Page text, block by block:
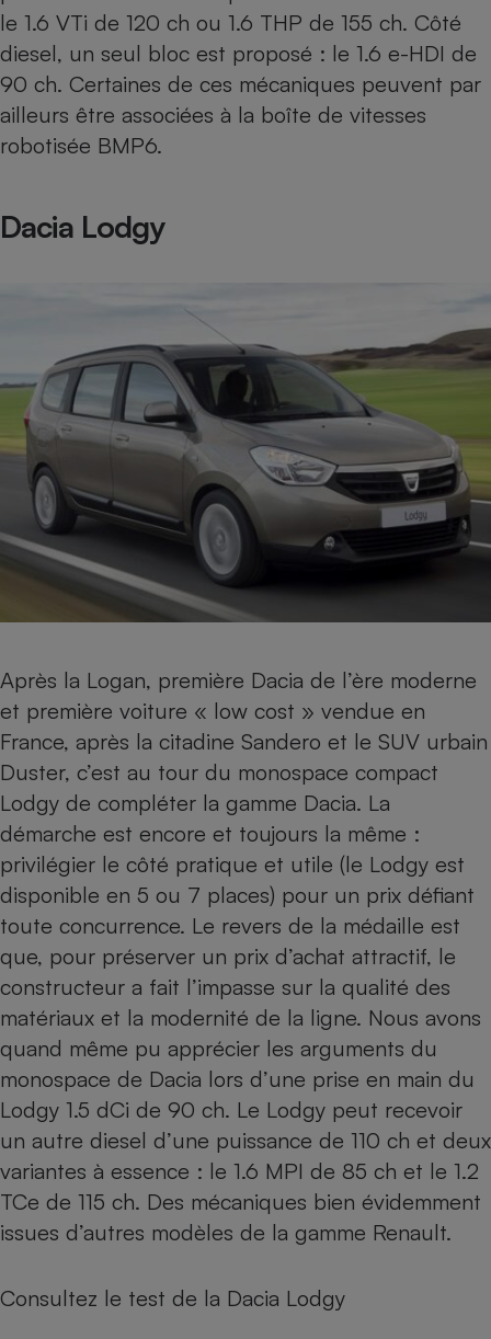
le 1.6 VTi de 120 ch ou 1.6 THP de 155 ch. Côté
diesel, un seul bloc est proposé : le 1.6 e-HDI de
90 ch. Certaines de ces mécaniques peuvent par
ailleurs être associées à la boîte de vitesses
robotisée BMP6.
Dacia Lodgy
Après la Logan, première Dacia de l’ère moderne
et première voiture « low cost » vendue en
France, après la citadine Sandero et le SUV urbain
Duster, c’est au tour du monospace compact
Lodgy de compléter la gamme Dacia. La
démarche est encore et toujours la même :
privilégier le côté pratique et utile (le Lodgy est
disponible en 5 ou 7 places) pour un prix défiant
toute concurrence. Le revers de la médaille est
que, pour préserver un prix d’achat attractif, le
constructeur a fait l’impasse sur la qualité des
matériaux et la modernité de la ligne. Nous avons
quand même pu apprécier les arguments du
monospace de Dacia lors d’une prise en main du
Lodgy 1.5 dCi de 90 ch. Le Lodgy peut recevoir
un autre diesel d’une puissance de 110 ch et deux
variantes à essence : le 1.6 MPI de 85 ch et le 1.2
TCe de 115 ch. Des mécaniques bien évidemment
issues d’autres modèles de la gamme Renault.
Consultez le test de la Dacia Lodgy